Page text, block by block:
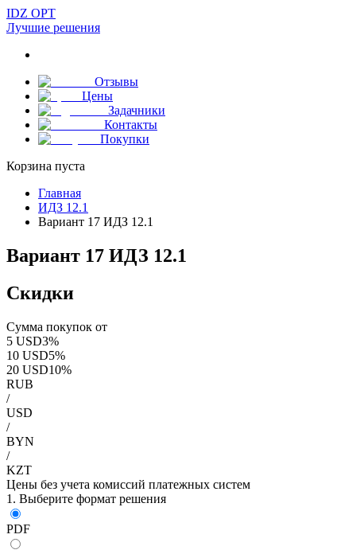
IDZ OPT
Лучшие решения
Отзывы
Цены
Задачники
Контакты
Покупки
Корзина пуста
Главная
ИДЗ 12.1
Вариант 17 ИДЗ 12.1
Вариант 17 ИДЗ 12.1
Скидки
Сумма покупок от
5 USD3%
10 USD5%
20 USD10%
RUB
/
USD
/
BYN
/
KZT
Цены без учета комиссий платежных систем
1. Выберите формат решения
PDF